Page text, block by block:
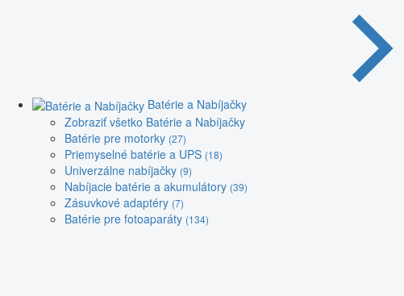
Batérie a Nabíjačky
Zobraziť všetko Batérie a Nabíjačky
Batérie pre motorky (27)
Priemyselné batérie a UPS (18)
Univerzálne nabíjačky (9)
Nabíjacie batérie a akumulátory (39)
Zásuvkové adaptéry (7)
Batérie pre fotoaparáty (134)